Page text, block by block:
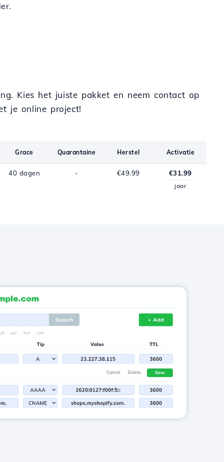
Kies het juiste pakket en neem contact op
je online project!
Grace Quarantaine Herstel Activatie
40 dagen - €49.99 €31.99
jaar